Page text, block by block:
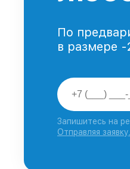
По
в размере -
Запишитесь на
Отправляя